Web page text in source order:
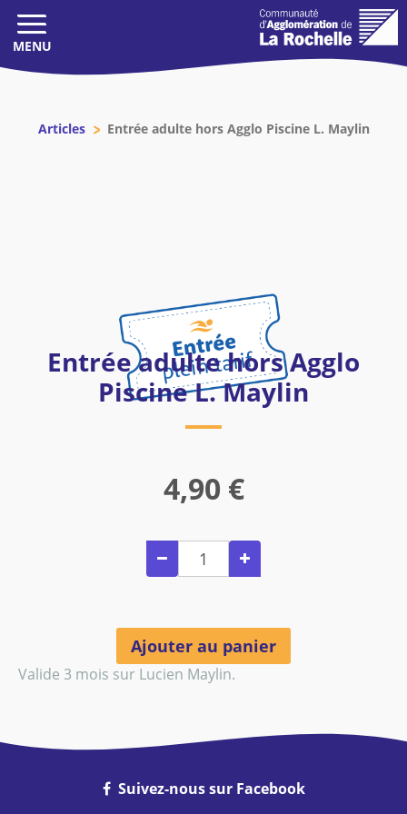
BASCULER
NAVIGATION
Recharge
Articles Entrée adulte hors Agglo Piscine L. Maylin
Entrée adulte hors Agglo
Piscine L. Maylin
4,90 €
Ajouter au panier
Valide 3 mois sur Lucien Maylin.
Suivez-nous sur Facebook